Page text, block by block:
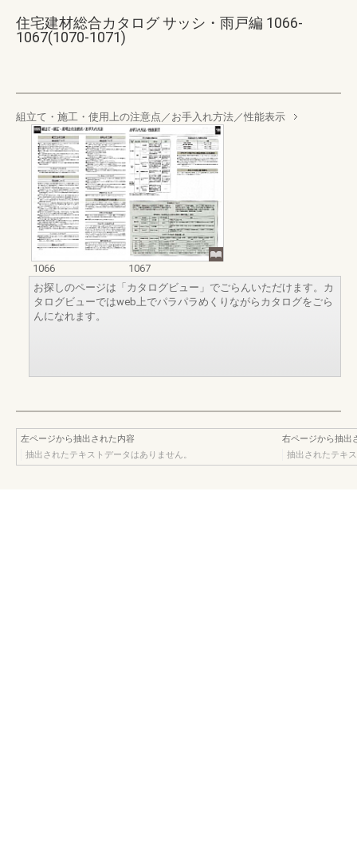
住宅建材総合カタログ サッシ・雨戸編 1066-
1067(1070-1071)
組立て・施工・使用上の注意点／お手入れ方法／性能表示
1066
1067
お探しのページは「カタログビュー」でごらんいただけます。カ
タログビューではweb上でパラパラめくりながらカタログをごら
んになれます。
左ページから抽出された内容
抽出されたテキストデータはありません。
右ページから抽出
抽出されたテキ